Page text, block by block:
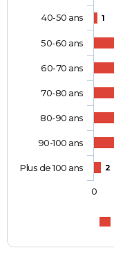
1
2
40-50 ans
50-60 ans
60-70 ans
70-80 ans
80-90 ans
90-100 ans
Plus de 100 ans
0